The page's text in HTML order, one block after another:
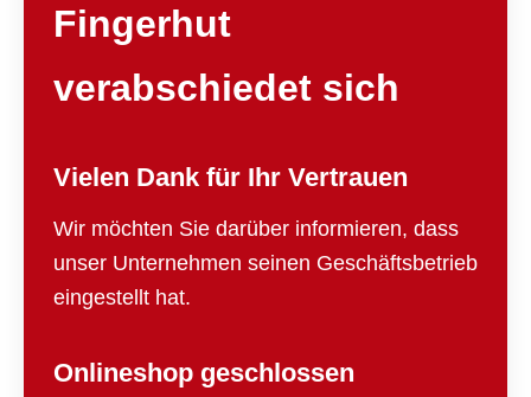
Fingerhut
verabschiedet sich
Vielen Dank für Ihr Vertrauen
Wir möchten Sie darüber informieren, dass
unser Unternehmen seinen Geschäftsbetrieb
eingestellt hat.
Onlineshop geschlossen